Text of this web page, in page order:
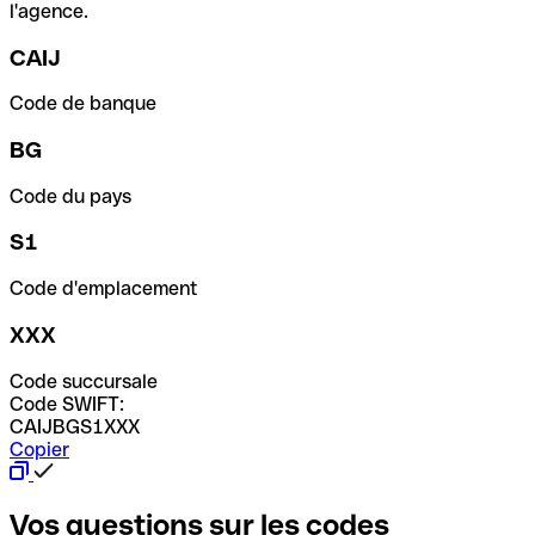
l'agence.
CAIJ
Code de banque
BG
Code du pays
S1
Code d'emplacement
XXX
Code succursale
Code SWIFT:
CAIJBGS1XXX
Copier
Vos questions sur les codes